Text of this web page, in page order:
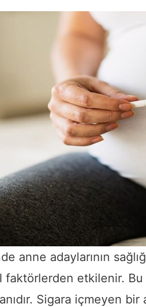
anne adaylarının
faktörlerden etkilenir.
Sigara içmeyen bir